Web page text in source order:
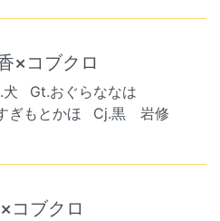
×コブクロ
犬
Gt.おぐらななは
ぎもとかほ
Cj.黒 岩修
コブクロ